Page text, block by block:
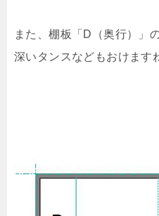
また、棚板「D（奥行）」
深いタンスなどもおけます